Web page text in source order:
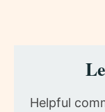
Helpful